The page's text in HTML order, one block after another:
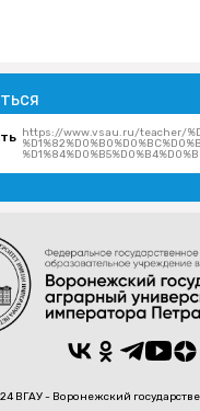
https://www.vsau.ru/teacher/
ВГАУ - Воронежский